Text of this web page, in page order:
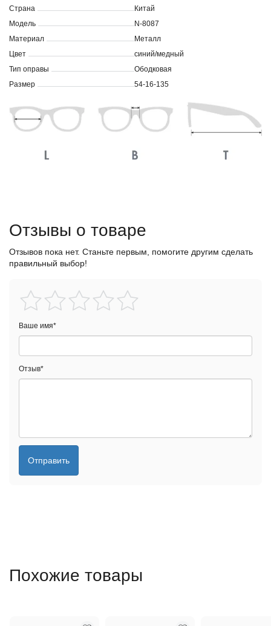
Страна
Китай
Модель
N-8087
Материал
Металл
Цвет
синий/медный
Тип оправы
Ободковая
Размер
54-16-135
Отзывы о товаре
Отзывов пока нет. Станьте первым, помогите другим сделать
правильный выбор!
Ваше имя*
Отзыв*
Отправить
Похожие товары